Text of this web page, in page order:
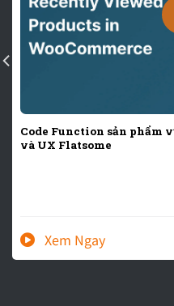
Code Function sản phẩm
và UX Flatsome